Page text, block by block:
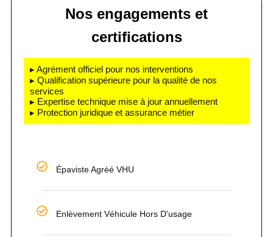
Nos engagements et
certifications
▸ Agrément officiel pour nos interventions
▸ Qualification supérieure pour la qualité de nos
services
▸ Expertise technique mise à jour annuellement
▸ Protection juridique et assurance métier
Épaviste Agréé VHU
Enlèvement Véhicule Hors D'usage